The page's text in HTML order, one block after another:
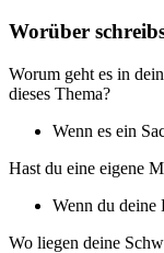
Worüber
Worum geht es in
dieses Thema?
Wenn es ein
Hast du eine eigene
Wenn du deine
Wo liegen deine